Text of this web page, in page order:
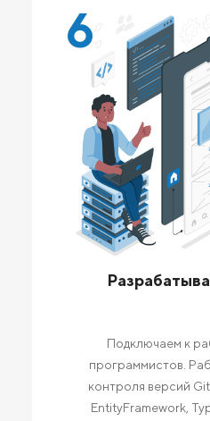
6
Подключаем к
программистов.
контроля версий
EntityFramework,